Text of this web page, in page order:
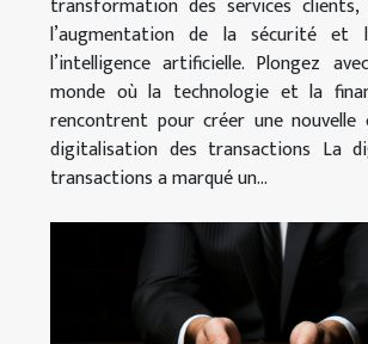
l’augmentation de la sécurité et
l’intelligence artificielle. Plongez
monde où la technologie et la
rencontrent pour créer une nouvelle
digitalisation des transactions La
transactions a marqué un...